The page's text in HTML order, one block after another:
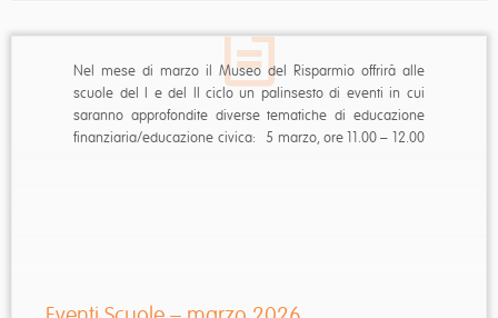
Nel mese di marzo il Museo del Risparmio offrirà alle
scuole del I e del II ciclo un palinsesto di eventi in cui
saranno approfondite diverse tematiche di educazione
finanziaria/educazione civica: 5 marzo, ore 11.00 – 12.00